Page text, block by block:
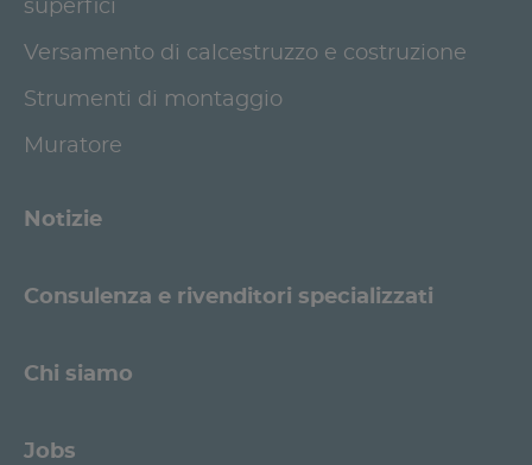
superfici
Versamento di calcestruzzo e costruzione
Strumenti di montaggio
Muratore
Notizie
Consulenza e rivenditori specializzati
Chi siamo
Jobs